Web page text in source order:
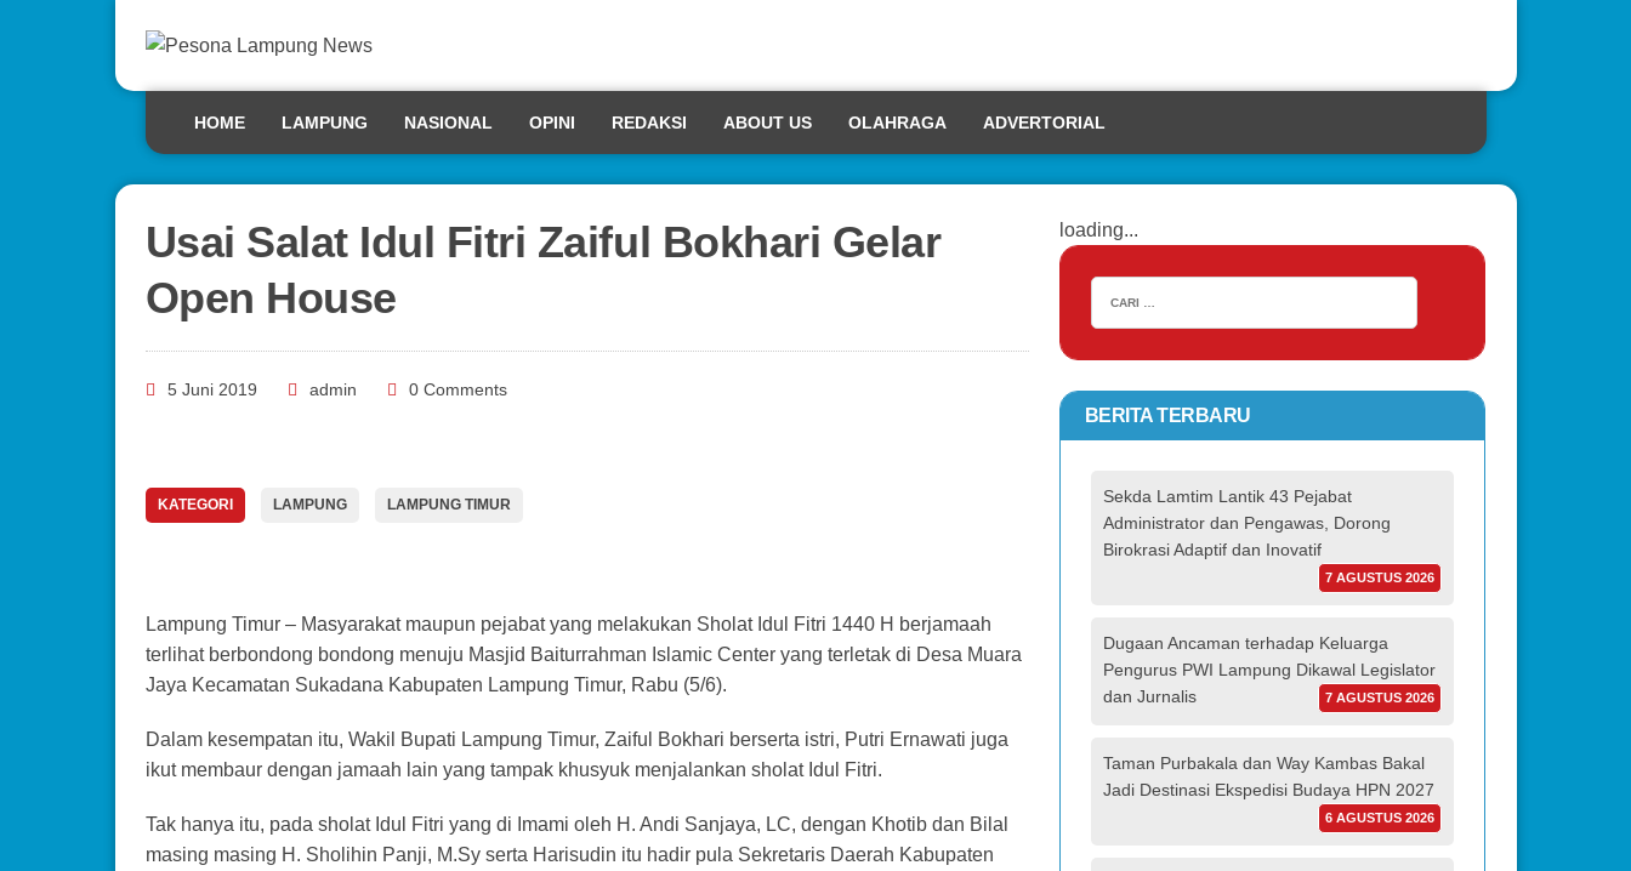
HOME LAMPUNG NASIONAL OPINI REDAKSI ABOUT US OLAHRAGA ADVERTORIAL
Usai Salat Idul Fitri Zaiful Bokhari Gelar
Open House
5 Juni 2019 admin 0 Comments
KATEGORI LAMPUNG LAMPUNG TIMUR
Lampung Timur – Masyarakat maupun pejabat yang melakukan Sholat Idul Fitri 1440 H berjamaah
terlihat berbondong bondong menuju Masjid Baiturrahman Islamic Center yang terletak di Desa Muara
Jaya Kecamatan Sukadana Kabupaten Lampung Timur, Rabu (5/6).
Dalam kesempatan itu, Wakil Bupati Lampung Timur, Zaiful Bokhari berserta istri, Putri Ernawati juga
ikut membaur dengan jamaah lain yang tampak khusyuk menjalankan sholat Idul Fitri.
Tak hanya itu, pada sholat Idul Fitri yang di Imami oleh H. Andi Sanjaya, LC, dengan Khotib dan Bilal
masing masing H. Sholihin Panji, M.Sy serta Harisudin itu hadir pula Sekretaris Daerah Kabupaten
loading...
BERITA TERBARU
Sekda Lamtim Lantik 43 Pejabat
Administrator dan Pengawas, Dorong
Birokrasi Adaptif dan Inovatif
7 AGUSTUS 2026
Dugaan Ancaman terhadap Keluarga
Pengurus PWI Lampung Dikawal Legislator
dan Jurnalis
7 AGUSTUS 2026
Taman Purbakala dan Way Kambas Bakal
Jadi Destinasi Ekspedisi Budaya HPN 2027
6 AGUSTUS 2026